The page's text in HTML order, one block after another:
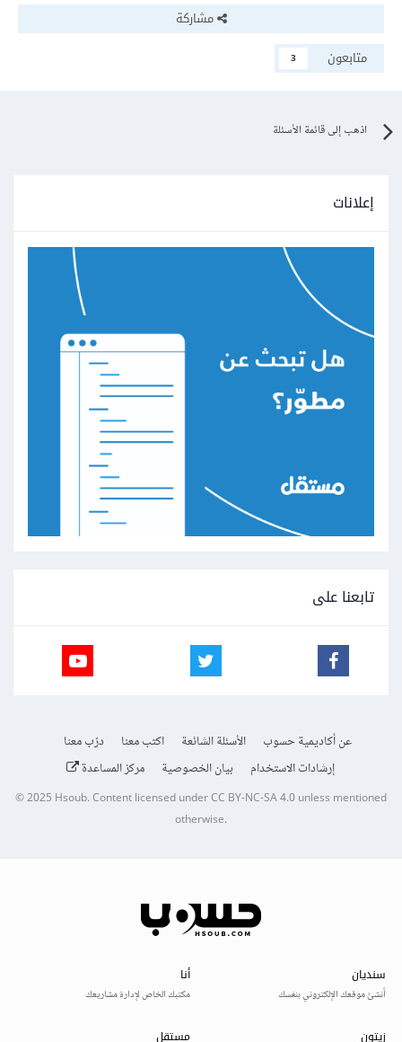
مشاركة
متابعون
3
اذهب إلى قائمة الأسئلة
إعلانات
تابعنا على
عن أكاديمية حسوب الأسئلة الشائعة اكتب معنا
درّب معنا
إرشادات الاستخدام
بيان الخصوصية مركز المساعدة
© 2025Hsoub.Content licensed underCC BY-NC-SA 4.0unless mentioned
otherwise.